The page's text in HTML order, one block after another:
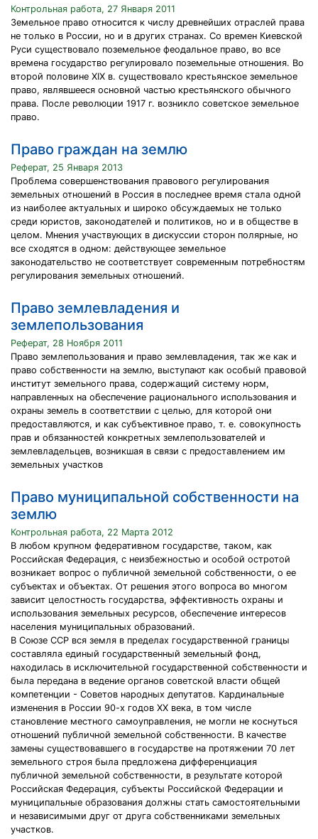
Контрольная работа, 27 Января 2011
Земельное право относится к числу древнейших отраслей права
не только в России, но и в других странах. Со времен Киевской
Руси существовало поземельное феодальное право, во все
времена государство регулировало поземельные отношения. Во
второй половине ХIХ в. существовало крестьянское земельное
право, являвшееся основной частью крестьянского обычного
права. После революции 1917 г. возникло советское земельное
право.
Право граждан на землю
Реферат, 25 Января 2013
Проблема совершенствования правового регулирования
земельных отношений в Россия в последнее время стала одной
из наиболее актуальных и широко обсуждаемых не только
среди юристов, законодателей и политиков, но и в обществе в
целом. Мнения участвующих в дискуссии сторон полярные, но
все сходятся в одном: действующее земельное
законодательство не соответствует современным потребностям
регулирования земельных отношений.
Право землевладения и
землепользования
Реферат, 28 Ноября 2011
Право землепользования и право землевладения, так же как и
право собственности на землю, выступают как особый правовой
институт земельного права, содержащий систему норм,
направленных на обеспечение рационального использования и
охраны земель в соответствии с целью, для которой они
предоставляются, и как субъективное право, т. е. совокупность
прав и обязанностей конкретных землепользователей и
землевладельцев, возникшая в связи с предоставлением им
земельных участков
Право муниципальной собственности на
землю
Контрольная работа, 22 Марта 2012
В любом крупном федеративном государстве, таком, как
Российская Федерация, с неизбежностью и особой остротой
возникает вопрос о публичной земельной собственности, о ее
субъектах и объектах. От решения этого вопроса во многом
зависит целостность государства, эффективность охраны и
использования земельных ресурсов, обеспечение интересов
населения муниципальных образований.
В Союзе ССР вся земля в пределах государственной границы
составляла единый государственный земельный фонд,
находилась в исключительной государственной собственности и
была передана в ведение органов советской власти общей
компетенции - Советов народных депутатов. Кардинальные
изменения в России 90-х годов XX века, в том числе
становление местного самоуправления, не могли не коснуться
отношений публичной земельной собственности. В качестве
замены существовавшего в государстве на протяжении 70 лет
земельного строя была предложена дифференциация
публичной земельной собственности, в результате которой
Российская Федерация, субъекты Российской Федерации и
муниципальные образования должны стать самостоятельными
и независимыми друг от друга собственниками земельных
участков.